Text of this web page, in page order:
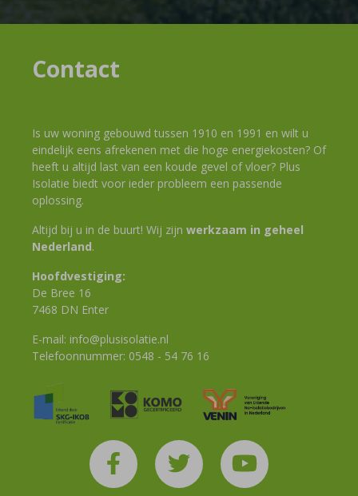
Contact
Is uw woning gebouwd tussen 1910 en 1991 en wilt u
eindelijk eens afrekenen met die hoge energiekosten? Of
heeft u altijd last van een koude gevel of vloer? Plus
Isolatie biedt voor ieder probleem een passende
oplossing.
Altijd bij u in de buurt! Wij zijn werkzaam in geheel
Nederland.
Hoofdvestiging:
De Bree 16
7468 DN Enter
E-mail: info@plusisolatie.nl
Telefoonnummer: 0548 - 54 76 16